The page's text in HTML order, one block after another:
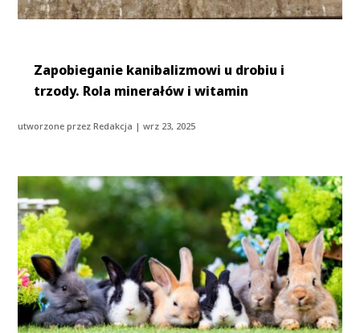
Zapobieganie kanibalizmowi u drobiu i
trzody. Rola minerałów i witamin
utworzone przezRedakcja |wrz 23, 2025